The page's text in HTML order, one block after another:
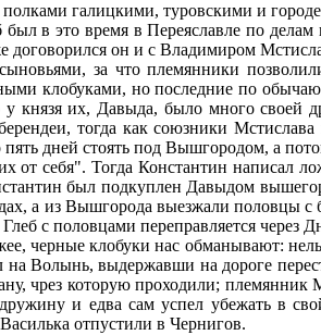
галицкими, туровскими и
был в это время в Переяславле по
договорился он и с Владимиром
за что племянники
клобуками, но последние по
князя их, Давыда, было много своей
тогда как союзники
дней стоять под Вышгородом, а
от себя". Тогда Константин написал
был подкуплен Давыдом
а из Вышгорода выезжали половцы
с половцами переправляется
черные клобуки нас обманывают:
на Волынь, выдержавши на дороге
чрез которую проходили;
и едва сам успел убежать в
отпустили в Чернигов.